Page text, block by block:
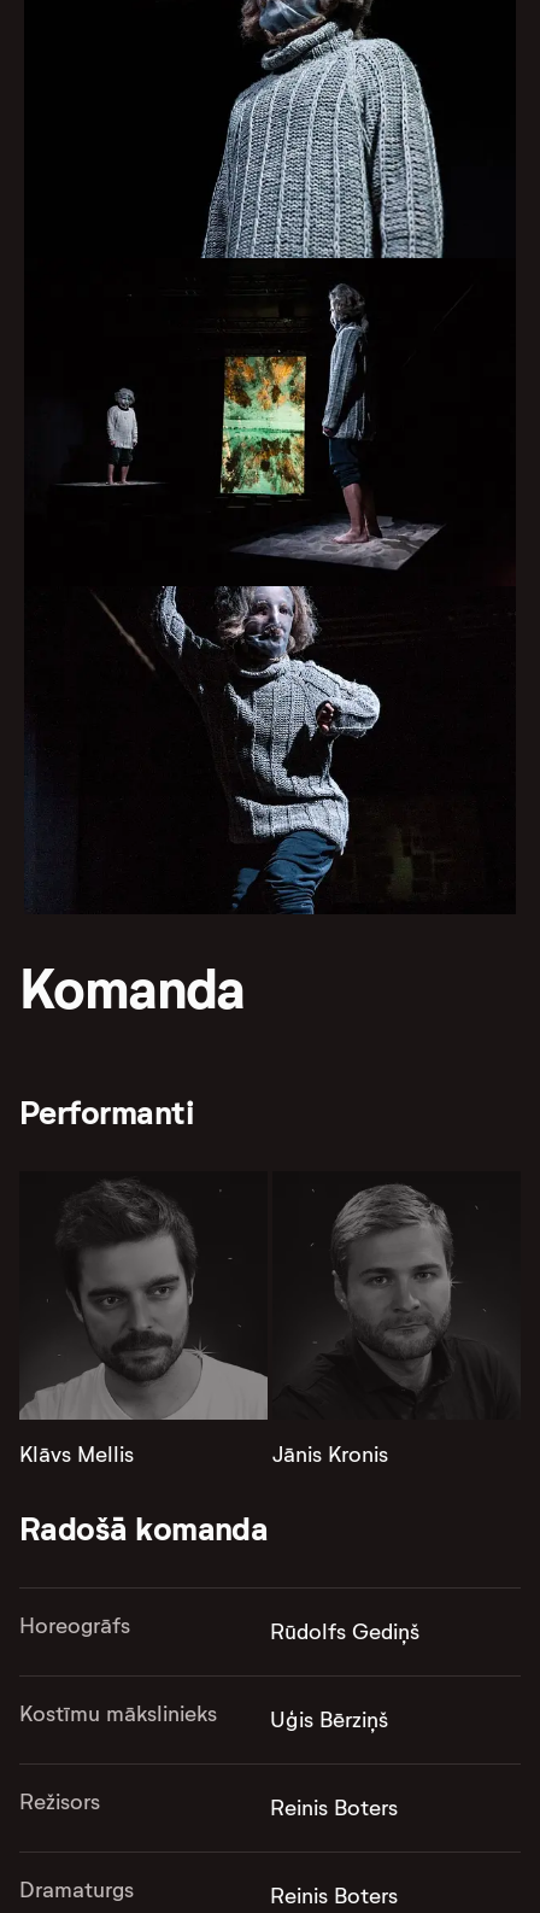
Komanda
Performanti
Klāvs Mellis Jānis Kronis
Radošā komanda
Horeogrāfs Rūdolfs Gediņš
Kostīmu mākslinieks Uģis Bērziņš
Režisors Reinis Boters
Dramaturgs Reinis Boters